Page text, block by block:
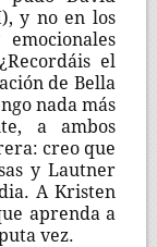
y no en los
el
de Bella
nada más
a ambos
creo que
y Lautner
A Kristen
aprenda a
vez.